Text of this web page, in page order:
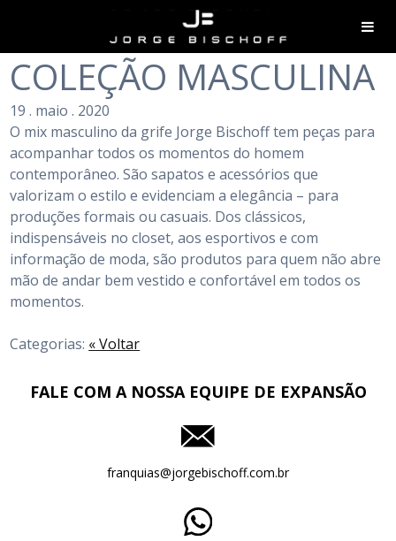
COLEÇÃO MASCULINA
19 . maio . 2020
O mix masculino da grife Jorge Bischoff tem peças para
acompanhar todos os momentos do homem
contemporâneo. São sapatos e acessórios que
valorizam o estilo e evidenciam a elegância – para
produções formais ou casuais. Dos clássicos,
indispensáveis no closet, aos esportivos e com
informação de moda, são produtos para quem não abre
mão de andar bem vestido e confortável em todos os
momentos.
Categorias: « Voltar
FALE COM A NOSSA EQUIPE DE EXPANSÃO
franquias@jorgebischoff.com.br